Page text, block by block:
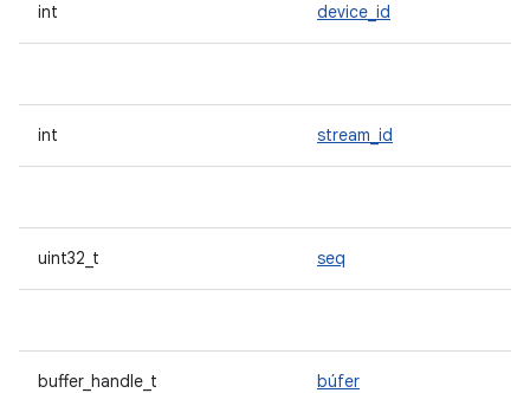
int device_id
int stream_id
uint32_t seq
buffer_handle_t búfer